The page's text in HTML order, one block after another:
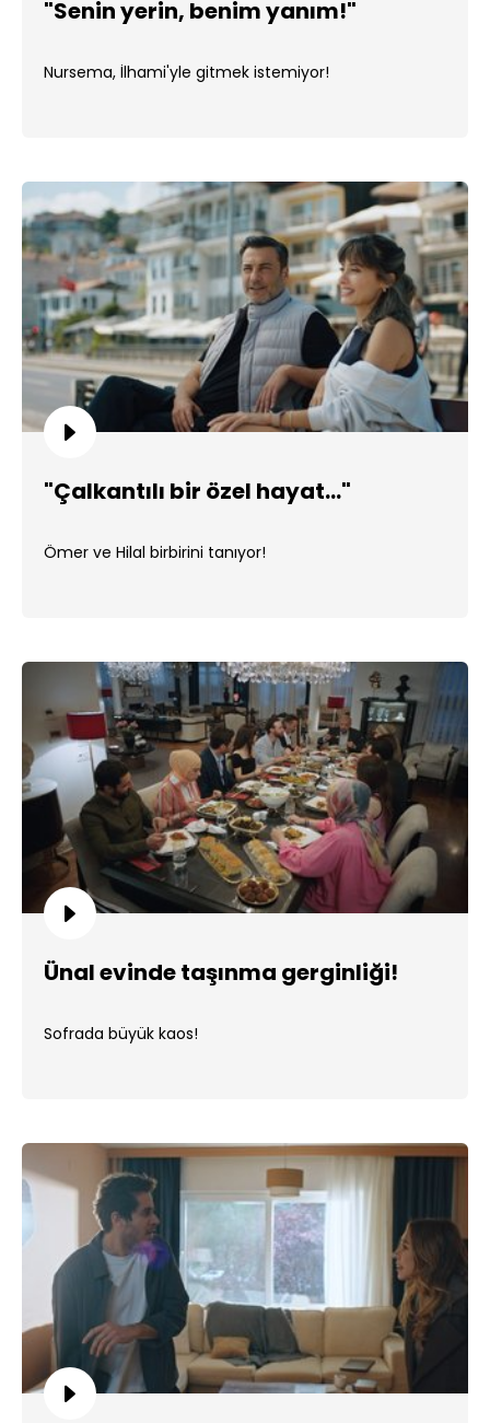
"Senin yerin, benim yanım!"
Nursema, İlhami'yle gitmek istemiyor!
"Çalkantılı bir özel hayat..."
Ömer ve Hilal birbirini tanıyor!
Ünal evinde taşınma gerginliği!
Sofrada büyük kaos!